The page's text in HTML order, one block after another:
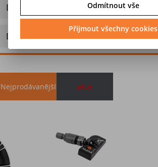
Dotaz na výrobek
Doporučit výrobek
Nejprodávanější akce
Odmítnout vše
Přijmout všechny cookies